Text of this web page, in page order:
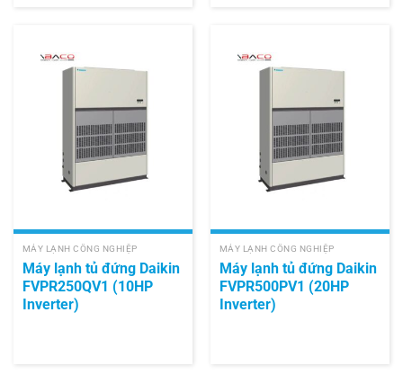
MÁY LẠNH CÔNG NGHIỆP
Máy lạnh tủ đứng Daikin
FVPR250QV1 (10HP
Inverter)
MÁY LẠNH CÔNG NGHIỆP
Máy lạnh tủ đứng Daikin
FVPR500PV1 (20HP
Inverter)